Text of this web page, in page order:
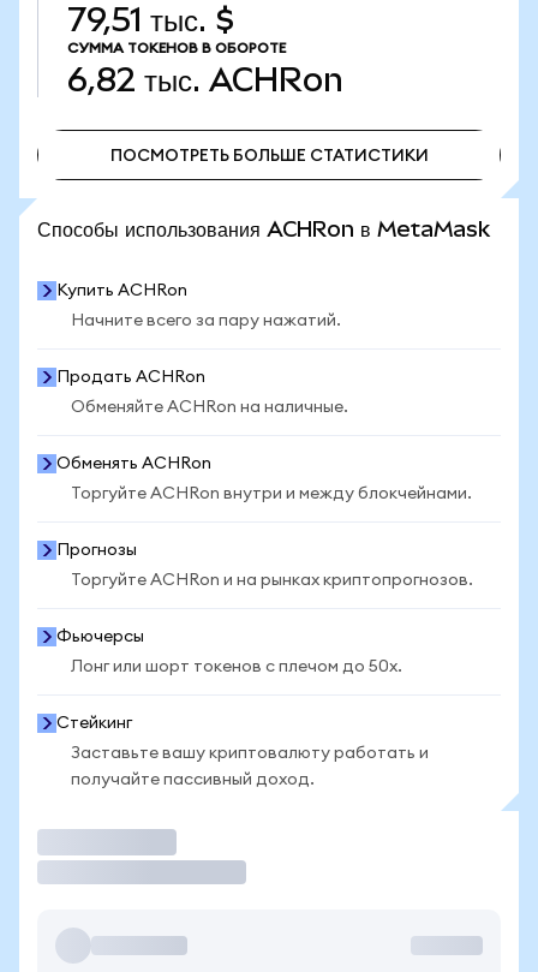
79,51 тыс. $
СУММА ТОКЕНОВ В ОБОРОТЕ
6,82 тыс. ACHRon
ПОСМОТРЕТЬ БОЛЬШЕ СТАТИСТИКИ
Способы использования ACHRon в MetaMask
Купить ACHRon
Начните всего за пару нажатий.
Продать ACHRon
Обменяйте ACHRon на наличные.
Обменять ACHRon
Торгуйте ACHRon внутри и между блокчейнами.
Прогнозы
Торгуйте ACHRon и на рынках криптопрогнозов.
Фьючерсы
Лонг или шорт токенов с плечом до 50x.
Стейкинг
Заставьте вашу криптовалюту работать и
получайте пассивный доход.